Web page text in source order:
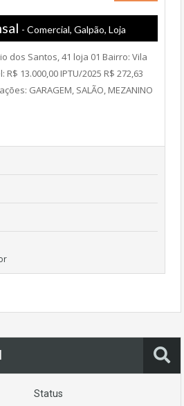
- Comercial, Galpão, Loja
dos Santos, 41 loja 01 Bairro: Vila
13.000,00 IPTU/2025 R$ 272,63
GARAGEM, SALÃO, MEZANINO
Status